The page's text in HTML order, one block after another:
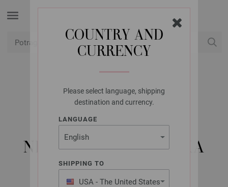
COUNTRY AND
CURRENCY
Please select language, shipping
destination and currency.
LANGUAGE
SHIPPING TO
USA - The United States
LANA GROSSA
KRUŽNA IGLA ZA
PLETENJE OD
NEHRĐAJUĆEG ČELIKA
VELIČINE 4,0/80CM